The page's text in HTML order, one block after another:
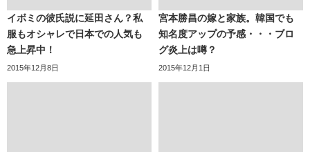
イボミの彼氏説に延田さん？私
服もオシャレで日本での人気も
急上昇中！
2015年12月8日
宮本勝昌の嫁と家族。韓国でも
知名度アップの予感・・・ブロ
グ炎上は噂？
2015年12月1日